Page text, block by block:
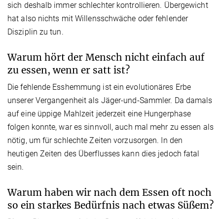
sich deshalb immer schlechter kontrollieren. Übergewicht
hat also nichts mit Willensschwäche oder fehlender
Disziplin zu tun.
Warum hört der Mensch nicht einfach auf
zu essen, wenn er satt ist?
Die fehlende Esshemmung ist ein evolutionäres Erbe
unserer Vergangenheit als Jäger-und-Sammler. Da damals
auf eine üppige Mahlzeit jederzeit eine Hungerphase
folgen konnte, war es sinnvoll, auch mal mehr zu essen als
nötig, um für schlechte Zeiten vorzusorgen. In den
heutigen Zeiten des Überflusses kann dies jedoch fatal
sein.
Warum haben wir nach dem Essen oft noch
so ein starkes Bedürfnis nach etwas Süßem?